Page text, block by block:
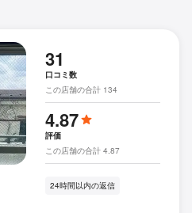
31
口コミ数
この店舗の合計 134
4.87
評価
この店舗の合計 4.87
24時間以内の返信